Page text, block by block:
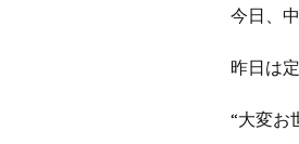
今日、
昨日は
“大変お